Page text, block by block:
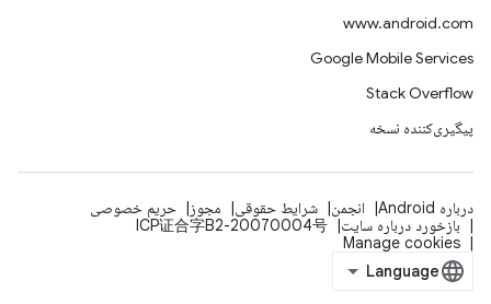
www.android.com
Google Mobile Services
Stack Overflow
پیگیری‌کننده نسخه
درباره Android انجمن شرایط حقوقی مجوز
حریم خصوصی
بازخورد درباره سایت
ICP证合字B2-20070004号
Manage cookies